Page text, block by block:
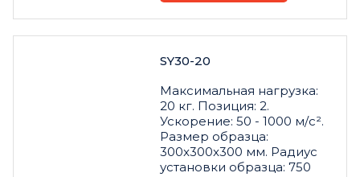
SY30-20
Максимальная нагрузка:
20 кг. Позиция: 2.
Ускорение: 50 - 1000 м/с².
Размер образца:
300x300x300 мм. Радиус
установки образца: 750